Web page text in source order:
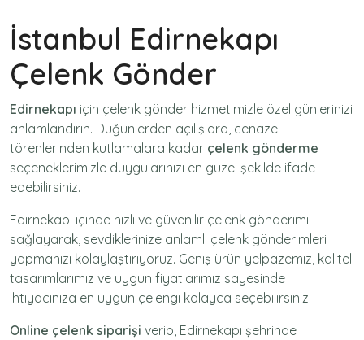
İstanbul Edirnekapı
Çelenk Gönder
Edirnekapı için çelenk gönder hizmetimizle özel günlerinizi
anlamlandırın. Düğünlerden açılışlara, cenaze
törenlerinden kutlamalara kadar çelenk gönderme
seçeneklerimizle duygularınızı en güzel şekilde ifade
edebilirsiniz.
Edirnekapı içinde hızlı ve güvenilir çelenk gönderimi
sağlayarak, sevdiklerinize anlamlı çelenk gönderimleri
yapmanızı kolaylaştırıyoruz. Geniş ürün yelpazemiz, kaliteli
tasarımlarımız ve uygun fiyatlarımız sayesinde
ihtiyacınıza en uygun çelengi kolayca seçebilirsiniz.
Online çelenk siparişi verip, Edirnekapı şehrinde